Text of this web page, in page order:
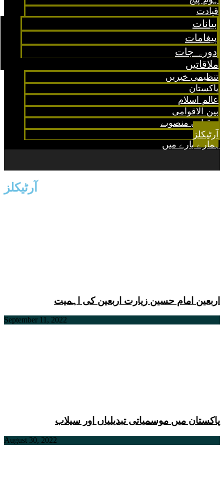
قیادت
بیانات
پیغامات
دورہ جات
ملاقاتیں
تنظیمی خبریں
پاکستان
عالم اسلام
بین الاقوامی
ترقیاتی منصوبے
آرٹیکلز
ہمارے بارے میں
آرٹیکلز
اربعین امام حسین زیارت اربعین کی اہمیت
September 11, 2022
پاکستان میں موسمیاتی تبدیلیاں اور سیلاب
August 30, 2022